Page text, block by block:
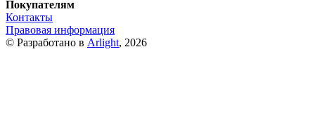
Покупателям
Контакты
Правовая информация
© Разработано в Arlight, 2026